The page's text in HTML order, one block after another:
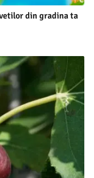
din gradina ta